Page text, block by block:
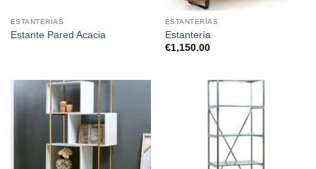
ESTANTERÍAS
Estante Pared Acacia
ESTANTERÍAS
Estantería
€1,150.00